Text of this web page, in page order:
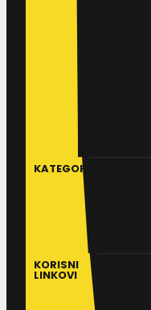
KATEGORIJE
KORISNI
LINKOVI